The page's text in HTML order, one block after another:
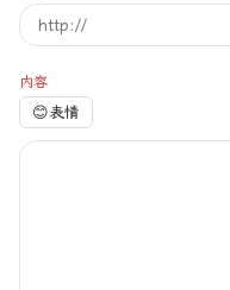
内容
😊表情